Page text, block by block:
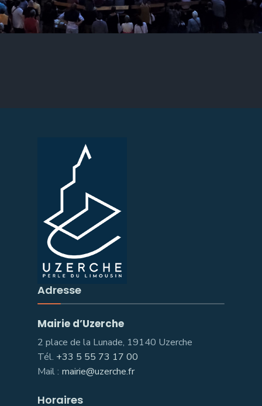
Ce contenu n’est pas disponible actuellement
Ce problème vient généralement du fait que le
propriétaire ne l’a partagé qu’avec un petit groupe de
Uzerche, la
perle du
Adresse
Mairie d’Uzerche
2 place de la Lunade, 19140 Uzerche
Tél. +33 5 55 73 17 00
Mail : mairie@uzerche.fr
Horaires